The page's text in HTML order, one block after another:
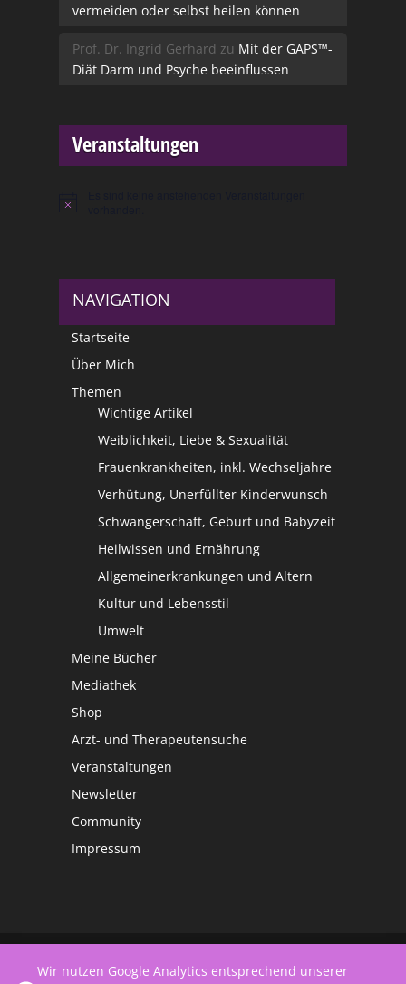
vermeiden oder selbst heilen können
Prof. Dr. Ingrid Gerhard zu Mit der GAPS™-
Diät Darm und Psyche beeinflussen
Veranstaltungen
Hinweis
NAVIGATION
Startseite
Über Mich
Themen
Wichtige Artikel
Weiblichkeit, Liebe & Sexualität
Frauenkrankheiten, inkl. Wechseljahre
Verhütung, Unerfüllter Kinderwunsch
Schwangerschaft, Geburt und Babyzeit
Heilwissen und Ernährung
Allgemeinerkrankungen und Altern
Kultur und Lebensstil
Umwelt
Meine Bücher
Mediathek
Shop
Arzt- und Therapeutensuche
Veranstaltungen
Newsletter
Community
Impressum
Wir nutzen Google Analytics entsprechend unserer